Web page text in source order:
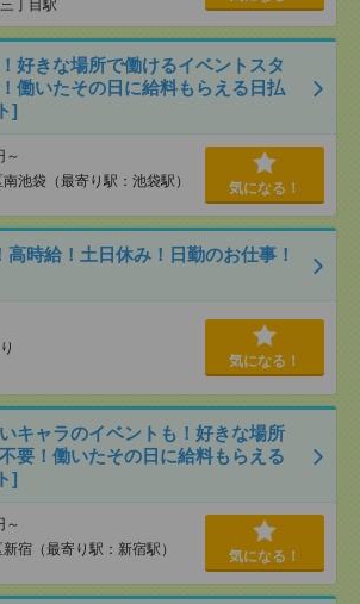
丁目駅
好きな場所で働けるイベントスタ
働いたその日に給料もらえる日払
]
～
池袋（最寄り駅：池袋駅） 気になる！
時給！土日休み！日勤のお仕事！
気になる！
キャラのイベントも！好きな場所
要！働いたその日に給料もらえる
]
～
宿（最寄り駅：新宿駅） 気になる！